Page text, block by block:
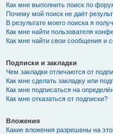
Как мне выполнить поиск по
Почему мой поиск не даёт
В результате моего поиска я
Как мне найти пользователя
Как мне найти свои сообщения и
Подписки и закладки
Чем закладки отличаются от
Как мне сделать закладку или
Как мне подписаться на
Как мне отказаться от подписки?
Вложения
Какие вложения разрешены на